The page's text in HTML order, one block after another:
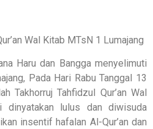
Wal Kitab MTsN 1 Lumajang
Haru dan Bangga menyelimuti
Pada Hari Rabu Tanggal 13
TakhorrujTahfidzul Qur’an Wal
dinyatakan lulus dan diwisuda
insentif hafalan Al-Qur’an dan